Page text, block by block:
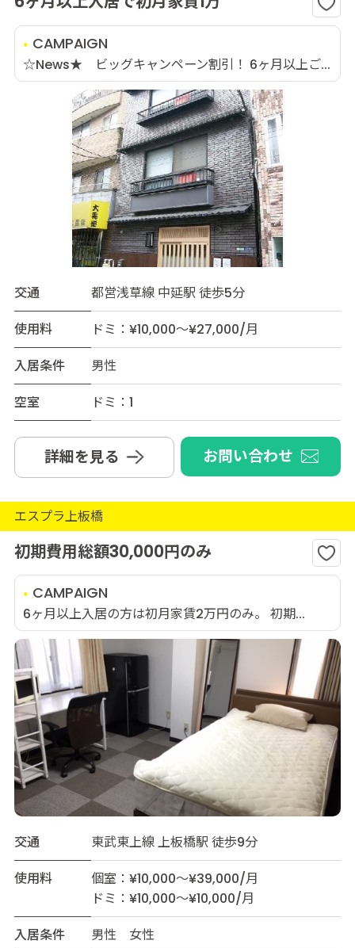
CAMPAIGN
☆News★ ビッグキャンペーン割引！ 6ヶ月以上ご...
交通
都営浅草線 中延駅 徒歩5分
使用料
ドミ：¥10,000～¥27,000/月
入居条件
男性
空室
ドミ：1
詳細を見る お問い合わせ
エスプラ上板橋
初期費用総額30,000円のみ
CAMPAIGN
6ヶ月以上入居の方は初月家賃2万円のみ。 初期...
交通
東武東上線 上板橋駅 徒歩9分
使用料
個室：¥10,000～¥39,000/月
ドミ：¥10,000～¥10,000/月
入居条件
男性 女性